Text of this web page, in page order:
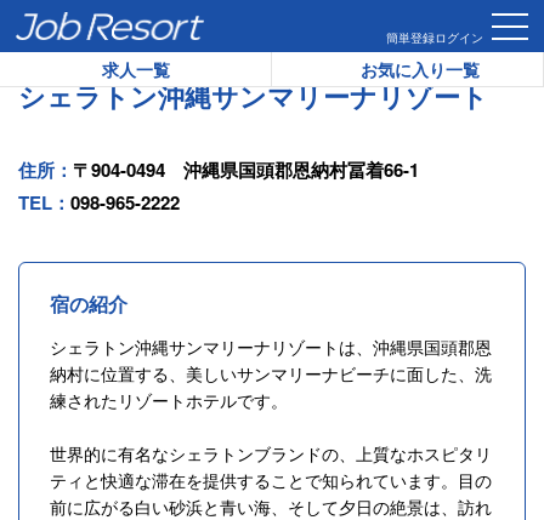
簡単登録ログイン
求人一覧 お気に入り一覧
HOME ホテル一覧 シェラトン沖縄サンマリーナリゾート
シェラトン沖縄サンマリーナリゾート
住所： 〒904-0494 沖縄県国頭郡恩納村冨着66-1
TEL： 098-965-2222
宿の紹介
シェラトン沖縄サンマリーナリゾートは、沖縄県国頭郡恩
納村に位置する、美しいサンマリーナビーチに面した、洗
練されたリゾートホテルです。
世界的に有名なシェラトンブランドの、上質なホスピタリ
ティと快適な滞在を提供することで知られています。目の
前に広がる白い砂浜と青い海、そして夕日の絶景は、訪れ